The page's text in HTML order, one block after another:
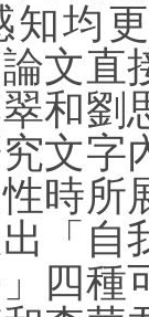
知均
文直
和劉
文字
時所
「自
四種